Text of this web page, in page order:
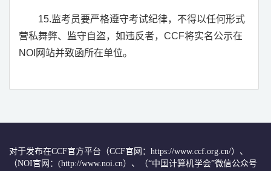
15.监考员要严格遵守考试纪律，不得以任何形式
营私舞弊、监守自盗，如违反者， CCF将实名公示在
NOI 网站并致函所在单位。
对于发布在CCF官方平台（CCF官网：https://www.ccf.org.cn/）、
（NOI官网：(http://www.noi.cn）、（“中国计算机学会”微信公众号